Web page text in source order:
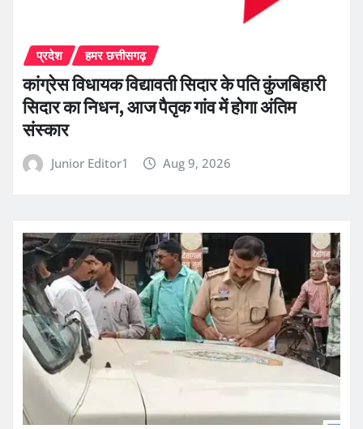
प्रदेश हमर छत्तीसगढ़
कांग्रेस विधायक विद्यावती सिदार के पति कुंजबिहारी
सिदार का निधन, आज पैतृक गांव में होगा अंतिम
संस्कार
Junior Editor1 Aug 9, 2026